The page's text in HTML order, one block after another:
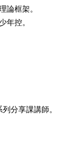
論框架。
年控。
分享課講師。